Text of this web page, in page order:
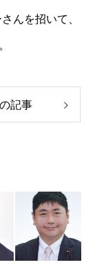
んを招いて、
記事